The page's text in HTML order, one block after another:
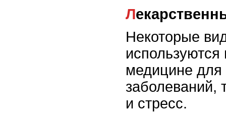
Некоторые
медицине для
заболеваний,
и стресс.